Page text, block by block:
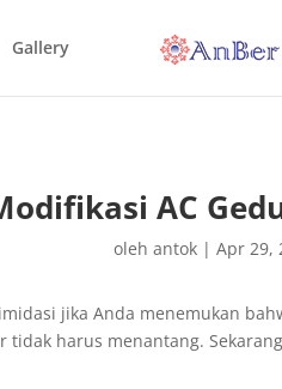
Gallery
AC
oleh antok| Apr 29,
jika Anda menemukan
harus menantang.